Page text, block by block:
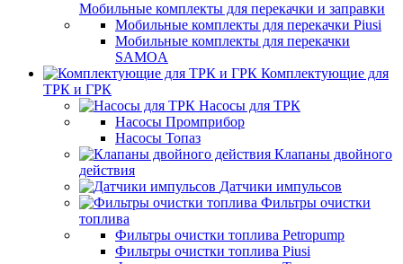
Мобильные комплекты для перекачки и заправки
Мобильные комплекты для перекачки Piusi
Мобильные комплекты для перекачки
SAMOA
Комплектующие для
ТРК и ГРК
Насосы для ТРК
Насосы Промприбор
Насосы Топаз
Клапаны двойного
действия
Датчики импульсов
Фильтры очистки
топлива
Фильтры очистки топлива Petropump
Фильтры очистки топлива Piusi